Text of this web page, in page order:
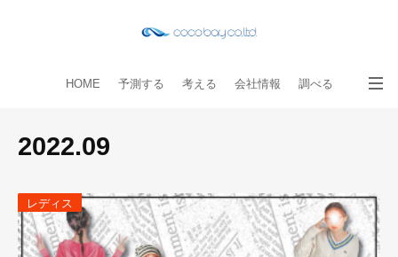
HOME 予測する 考える 会社情報 調べる
2022.09
レディス